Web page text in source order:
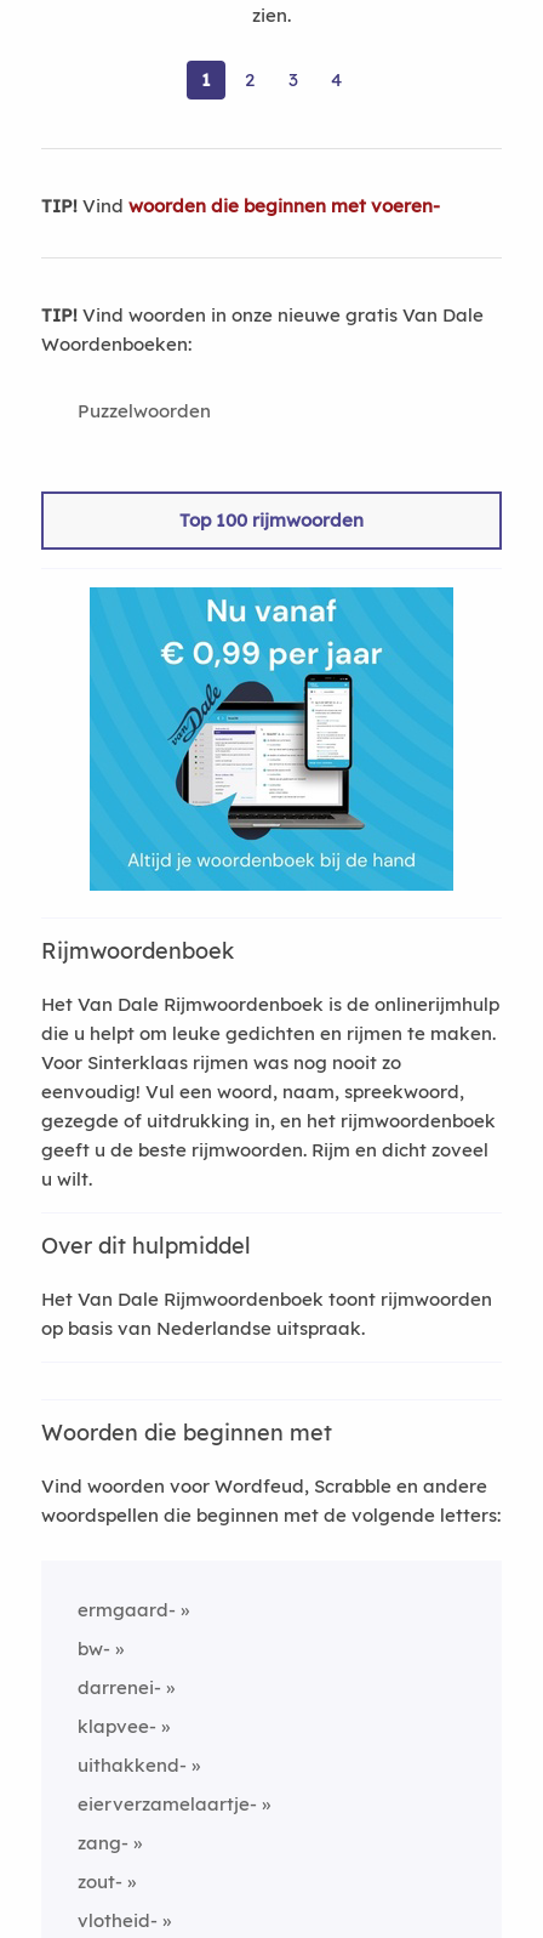
zien.
1 2 3 4
TIP!Vind woorden die beginnen met voeren-
TIP!Vind woorden in onze nieuwe gratis Van Dale
Woordenboeken:
Puzzelwoorden
Top 100 rijmwoorden
Rijmwoordenboek
Het Van Dale Rijmwoordenboek is de onlinerijmhulp
die u helpt om leuke gedichten en rijmen te maken.
Voor Sinterklaas rijmen was nog nooit zo
eenvoudig! Vul een woord, naam, spreekwoord,
gezegde of uitdrukking in, en het rijmwoordenboek
geeft u de beste rijmwoorden. Rijm en dicht zoveel
u wilt.
Over dit hulpmiddel
Het Van Dale Rijmwoordenboek toont rijmwoorden
op basis van Nederlandse uitspraak.
Woorden die beginnen met
Vind woorden voor Wordfeud, Scrabble en andere
woordspellen die beginnen met de volgende letters:
ermgaard-
bw-
darrenei-
klapvee-
uithakkend-
eierverzamelaartje-
zang-
zout-
vlotheid-